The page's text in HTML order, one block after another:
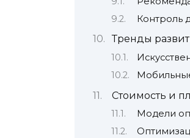
Контроль
Тренды
Стоимость и
Модели